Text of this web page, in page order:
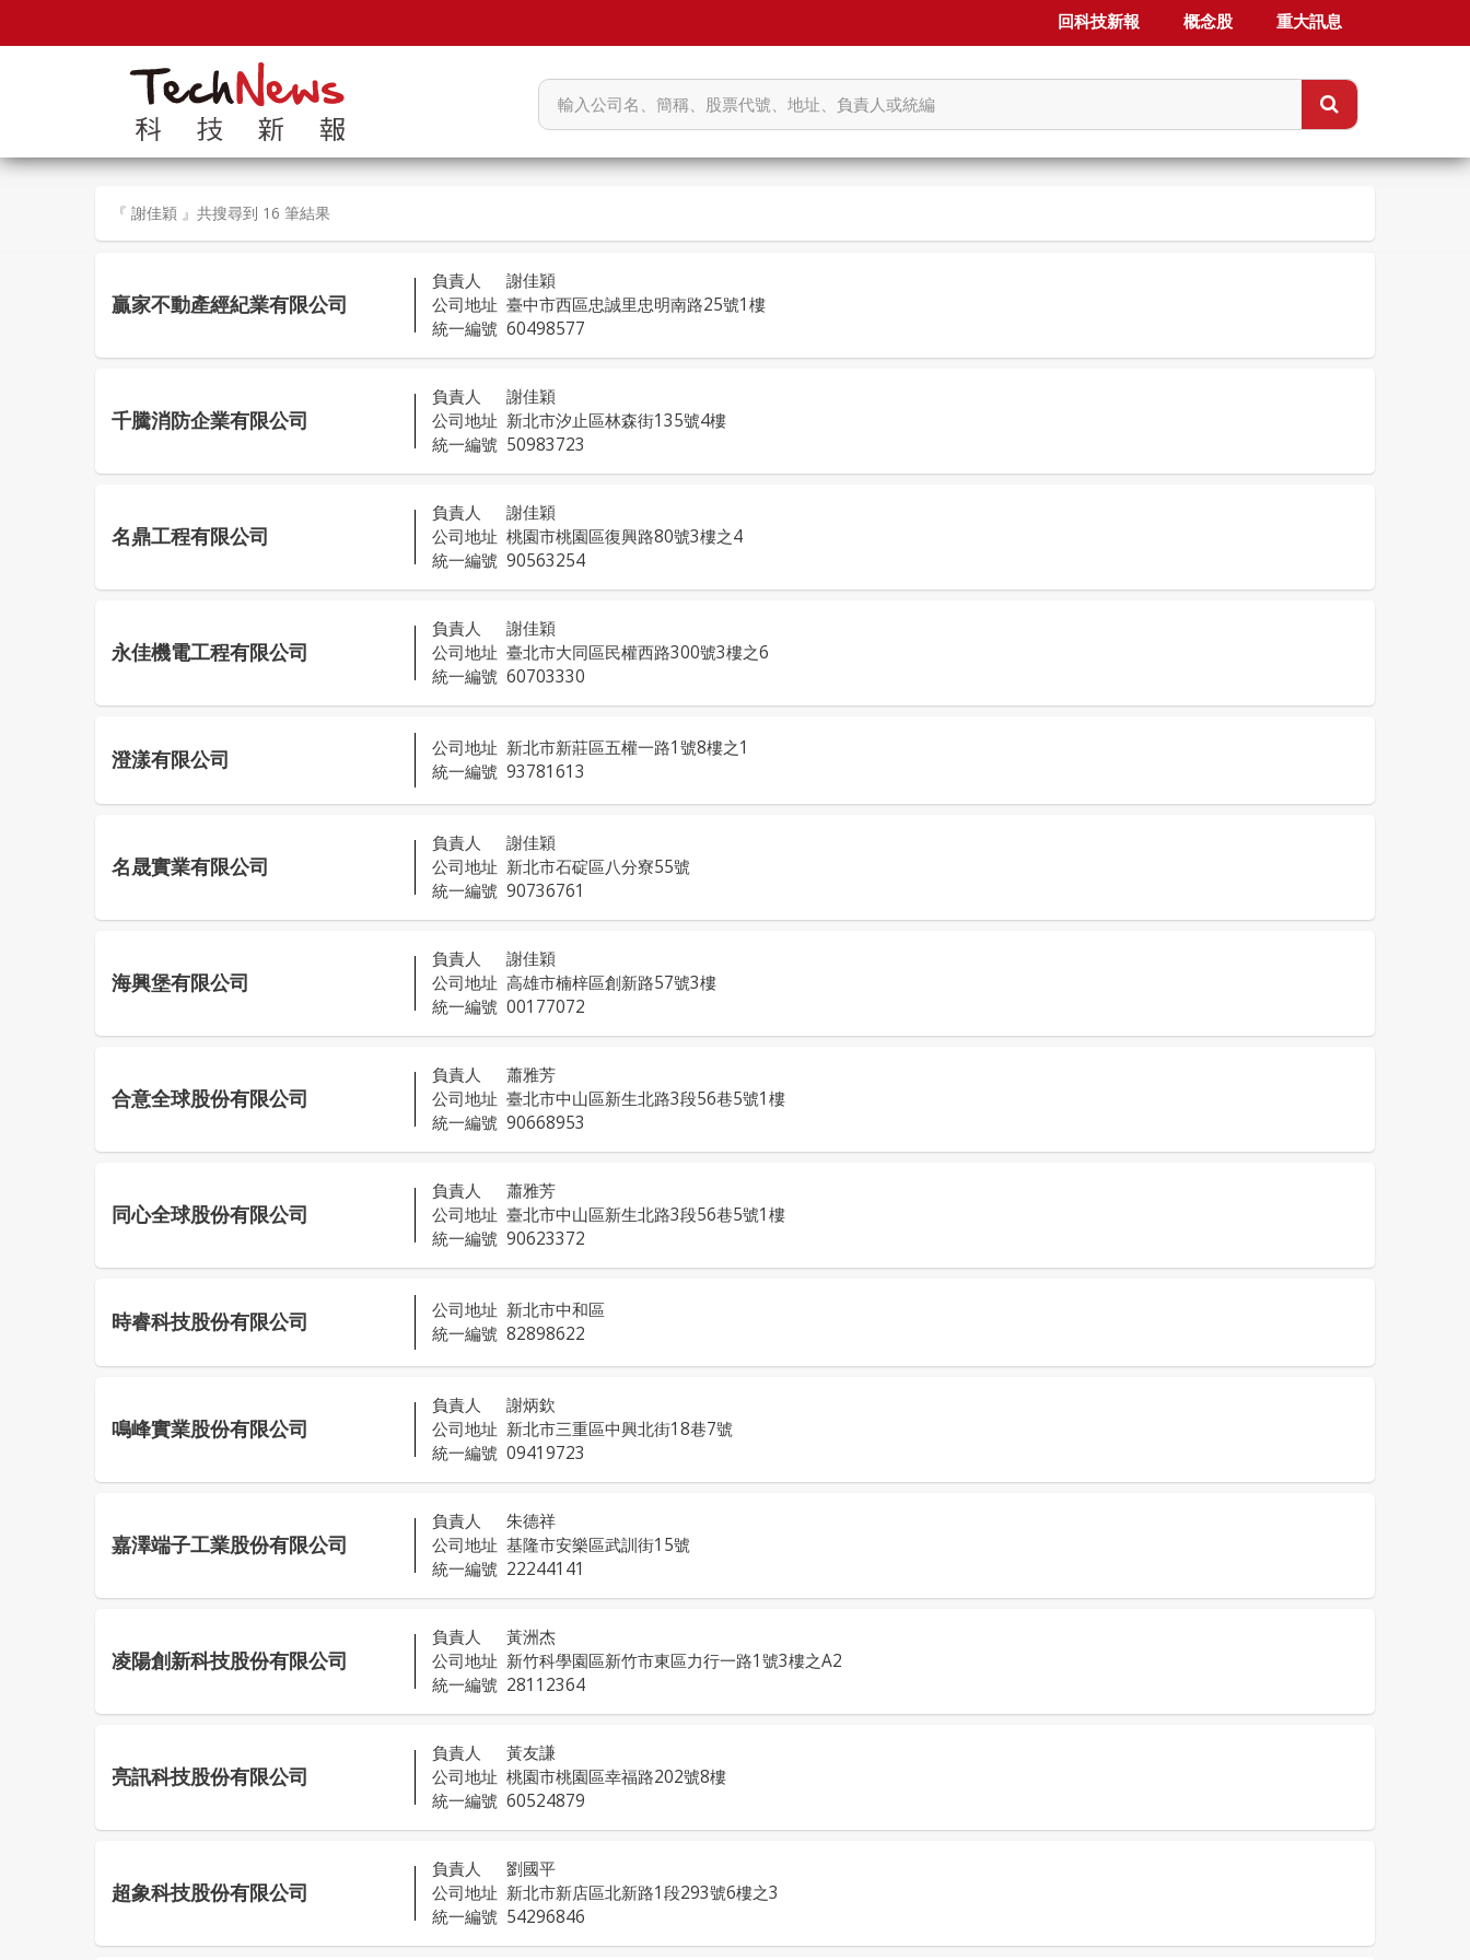
回科技新報 概念股 重大訊息
『 謝佳穎 』共搜尋到 16 筆結果
贏家不動產經紀業有限公司
負責人
謝佳穎
公司地址 臺中市西區忠誠里忠明南路25號1樓
統一編號 60498577
千騰消防企業有限公司
負責人
謝佳穎
公司地址 新北市汐止區林森街135號4樓
統一編號 50983723
名鼎工程有限公司
負責人
謝佳穎
公司地址 桃園市桃園區復興路80號3樓之4
統一編號 90563254
永佳機電工程有限公司
負責人
謝佳穎
公司地址 臺北市大同區民權西路300號3樓之6
統一編號 60703330
澄漾有限公司
公司地址 新北市新莊區五權一路1號8樓之1
統一編號 93781613
名晟實業有限公司
負責人
謝佳穎
公司地址 新北市石碇區八分寮55號
統一編號 90736761
海興堡有限公司
負責人
謝佳穎
公司地址 高雄市楠梓區創新路57號3樓
統一編號 00177072
合意全球股份有限公司
負責人
蕭雅芳
公司地址 臺北市中山區新生北路3段56巷5號1樓
統一編號 90668953
同心全球股份有限公司
負責人
蕭雅芳
公司地址 臺北市中山區新生北路3段56巷5號1樓
統一編號 90623372
時睿科技股份有限公司
公司地址 新北市中和區
統一編號 82898622
鳴峰實業股份有限公司
負責人
謝炳欽
公司地址 新北市三重區中興北街18巷7號
統一編號 09419723
嘉澤端子工業股份有限公司
負責人
朱德祥
公司地址 基隆市安樂區武訓街15號
統一編號 22244141
凌陽創新科技股份有限公司
負責人
黃洲杰
公司地址 新竹科學園區新竹市東區力行一路1號3樓之A2
統一編號 28112364
亮訊科技股份有限公司
負責人
黃友謙
公司地址 桃園市桃園區幸福路202號8樓
統一編號 60524879
超象科技股份有限公司
負責人
劉國平
公司地址 新北市新店區北新路1段293號6樓之3
統一編號 54296846